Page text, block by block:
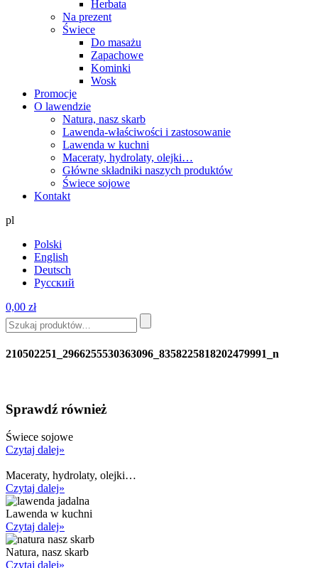
Herbata
Na prezent
Świece
Do masażu
Zapachowe
Kominki
Wosk
Promocje
O lawendzie
Natura, nasz skarb
Lawenda-właściwości i zastosowanie
Lawenda w kuchni
Maceraty, hydrolaty, olejki…
Główne składniki naszych produktów
Świece sojowe
Kontakt
pl
Polski
English
Deutsch
Русский
0,00 zł
210502251_2966255530363096_8358225818202479991_n
Sprawdź również
Świece sojowe
Czytaj dalej»
Maceraty, hydrolaty, olejki…
Czytaj dalej»
Lawenda w kuchni
Czytaj dalej»
Natura, nasz skarb
Czytaj dalej»